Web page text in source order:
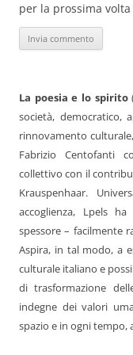
per la prossima
La poesia e lo spirito
società, democratico,
rinnovamento
Fabrizio Centofanti
collettivo con il
Krauspenhaar.
accoglienza, Lpels
spessore – facilmente
Aspira, in tal modo, a
culturale italiano e
di trasformazione
indegne dei valori
spazio e in ogni tempo,